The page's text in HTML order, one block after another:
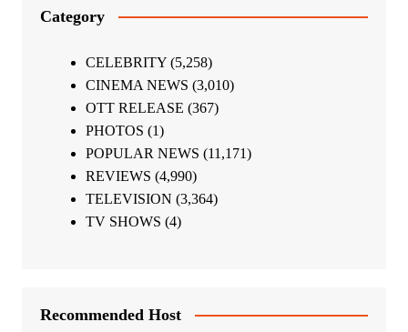
Category
CELEBRITY(5,258)
CINEMA NEWS (3,010)
OTT RELEASE (367)
PHOTOS (1)
POPULAR NEWS (11,171)
REVIEWS (4,990)
TELEVISION (3,364)
TV SHOWS (4)
Recommended Host